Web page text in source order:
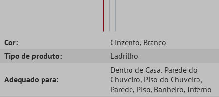
Cor: Cinzento, Branco
Tipo de produto:
Ladrilho
Adequado para:
Dentro de Casa, Parede do
Chuveiro, Piso do Chuveiro,
Parede, Piso, Banheiro, Interno